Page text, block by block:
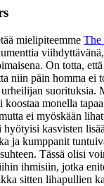
mielipiteemme The
On totta,
niin päin homma ei
suorituksia.
monella
ei myöskään
kasvisten
ja kumppanit
Tässä olisi
ihmisiin, jotka
sitten lihapullien